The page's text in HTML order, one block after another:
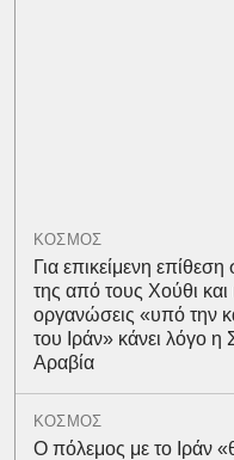
ΚΟΣΜΟΣ
Για επικείμενη
της από τους Χούθι και
οργανώσεις «υπό την
του Ιράν» κάνει λόγο η
Αραβία
ΚΟΣΜΟΣ
Ο πόλεμος με το Ιράν